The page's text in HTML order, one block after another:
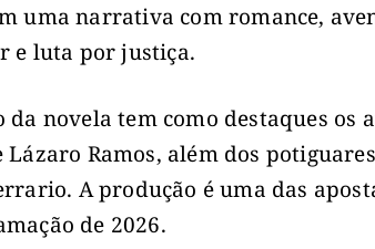
uma narrativa com romance,
e luta por justiça.
da novela tem como destaques os
Lázaro Ramos, além dos
A produção é uma das
de 2026.